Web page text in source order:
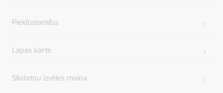
Piekļūstamība
Lapas karte
Sīkdatņu izvēles maiņa